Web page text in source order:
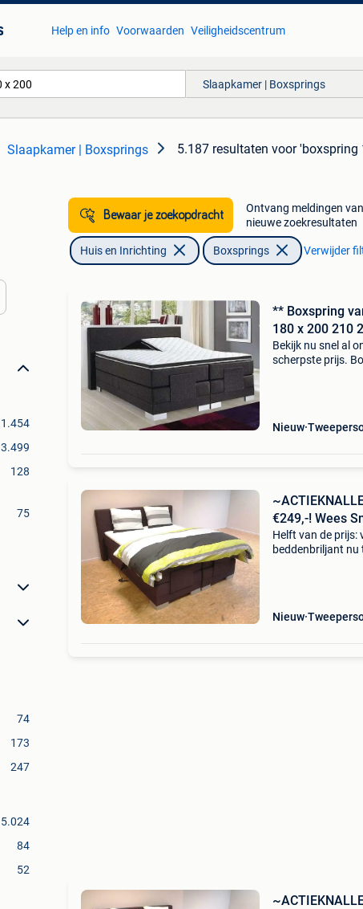
Help en info Voorwaarden Veiligheidscentrum
Slaapkamer | Boxsprings
Slaapkamer | Boxsprings 5.187 resultaten voor 'boxspring
1.454
3.499
128
75
74
173
247
5.024
84
52
Bewaar je zoekopdracht
Ontvang meldingen van
nieuwe zoekresultaten
Huis en Inrichting Boxsprings Verwijder
** Boxspring
180 x 200 210
Bekijk nu snel al
scherpste prijs.
Nieuw
€249,-! Wees
Helft van de prijs:
beddenbriljant nu
Nieuw